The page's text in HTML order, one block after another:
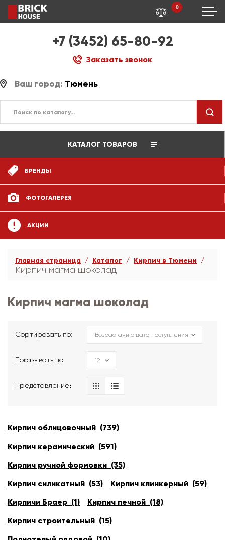
+7 (3452) 65-80-92
Заказать звонок
0
Ваш город: Тюмень
КАТАЛОГ ТОВАРОВ
БРЕНДЫ
ФОТОГАЛЕРЕЯ
АКЦИИ
Главная страница Каталог Кирпич в Тюмени
Кирпич магма шоколад
Кирпич магма шоколад
Сортировать по:
Показывать по:
Представление։
Кирпич облицовочный (739)
Кирпич керамический (591)
Кирпич ручной формовки (35)
Кирпич силикатный (53)
Кирпич клинкерный (59)
Кирпичи Браер (1)
Кирпич печной (18)
Кирпич строительный (15)